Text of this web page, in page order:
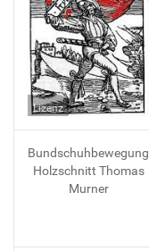
Lizenz
Bundschuhbewegung
Holzschnitt Thomas
Murner